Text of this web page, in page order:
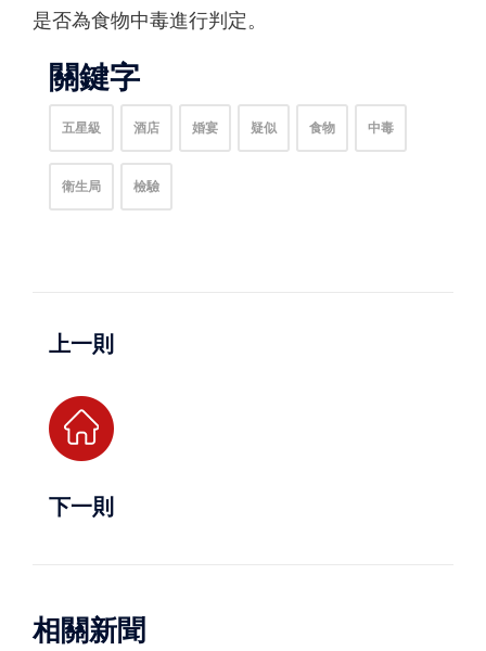
是否為食物中毒進行判定。
關鍵字
五星級 酒店 婚宴 疑似 食物 中毒
衛生局 檢驗
上一則
下一則
相關新聞